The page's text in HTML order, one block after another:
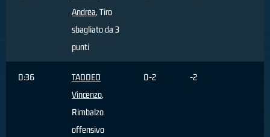
Andrea, Tiro
sbagliato da 3
punti
0:36
TADDEO
Vincenzo,
Rimbalzo
offensivo
0-2 -2